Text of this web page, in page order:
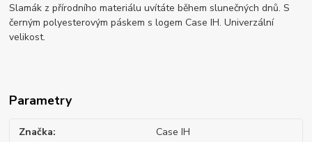
Slamák z přírodního materiálu uvítáte během slunečných dnů. S
černým polyesterovým páskem s logem Case IH. Univerzální
velikost.
Parametry
Značka Case IH